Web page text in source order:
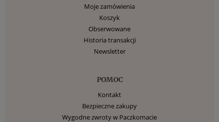
Moje zamówienia
Koszyk
Obserwowane
Historia transakcji
Newsletter
POMOC
Kontakt
Bezpieczne zakupy
Wygodne zwroty w Paczkomacie